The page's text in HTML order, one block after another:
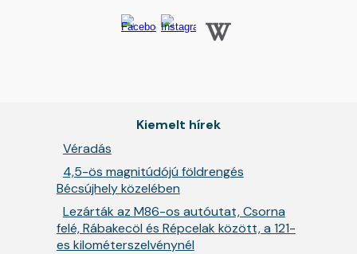
Kiemelt hírek
Véradás
4,5-ös magnitúdójú földrengés
Bécsújhely közelében
Lezárták az M86-os autóutat, Csorna
felé, Rábakecöl és Répcelak között, a 121-
es kilométerszelvénynél